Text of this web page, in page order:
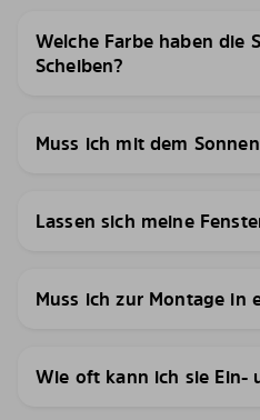
Welche Farbe haben die
Scheiben?
Muss ich mit dem
Lassen sich meine
Muss ich zur Montage in
Wie oft kann ich sie Ein-